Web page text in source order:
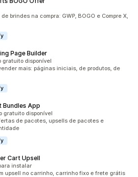
brindes na compra: GWP, BOGO e Compre X,
Page Builder
todo
gratuito disponível
mais: páginas iniciais, de produtos, de
Bundles App
todo
gratuito disponível
de pacotes, upsells de pacotes e
Cart Upsell
instalar
upsell no carrinho, carrinho fixo e frete grátis